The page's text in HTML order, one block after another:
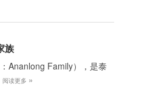
族
Ananlong Family），是泰
阅读更多 »